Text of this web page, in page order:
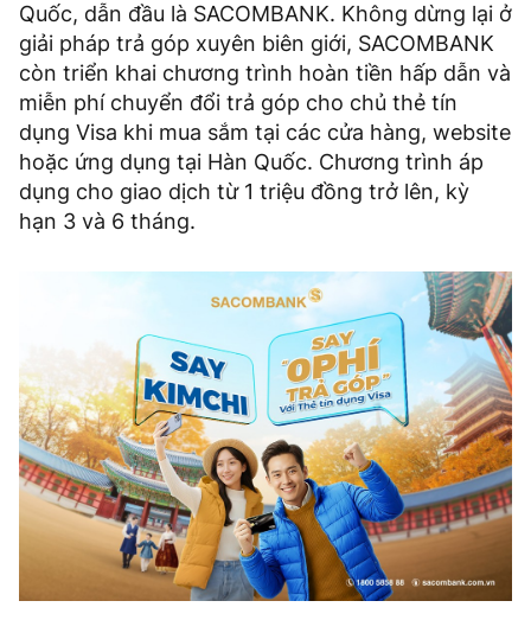
Quốc, dẫn đầu là SACOMBANK. Không dừng lại ở
giải pháp trả góp xuyên biên giới, SACOMBANK
còn triển khai chương trình hoàn tiền hấp dẫn và
miễn phí chuyển đổi trả góp cho chủ thẻ tín
dụng Visa khi mua sắm tại các cửa hàng, website
hoặc ứng dụng tại Hàn Quốc. Chương trình áp
dụng cho giao dịch từ 1 triệu đồng trở lên, kỳ
hạn 3 và 6 tháng.